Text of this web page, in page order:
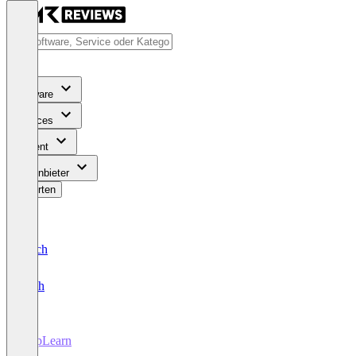
Software
Services
Content
Für Anbieter
Bewerten
Deutsch
English
AppLearn